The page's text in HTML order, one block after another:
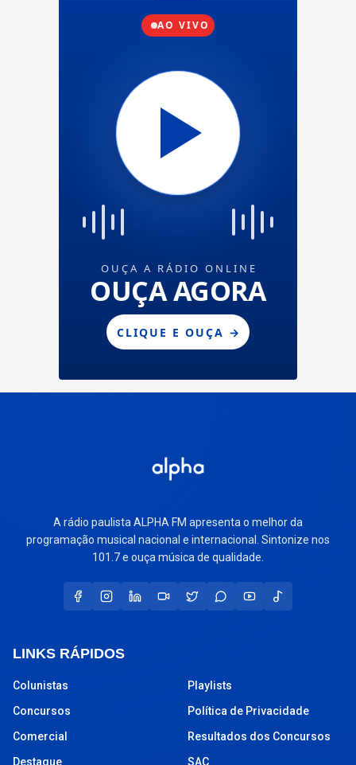
A rádio paulista ALPHA FM apresenta o melhor da
programação musical nacional e internacional. Sintonize nos
101.7 e ouça música de qualidade.
LINKS RÁPIDOS
Colunistas
Concursos
Comercial
Destaque
Playlists
Política de Privacidade
Resultados dos Concursos
SAC